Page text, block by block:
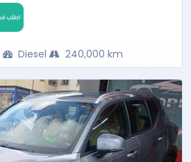
Diesel 240,000 km